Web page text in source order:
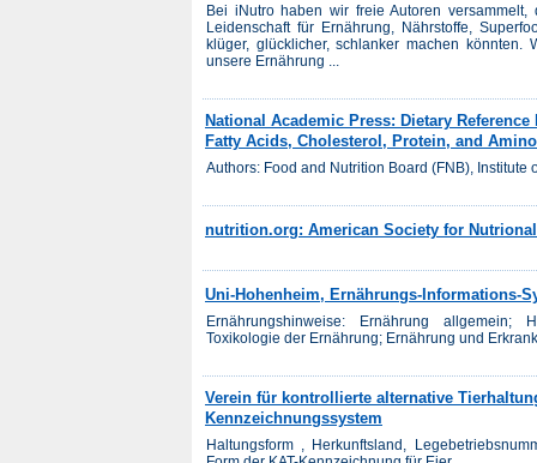
Bei iNutro haben wir freie Autoren
Leidenschaft für Ernährung, Nährstoffe,
klüger, glücklicher, schlanker machen
unsere Ernährung ...
National Academic Press: Dietary
Fatty Acids, Cholesterol, Protein, and
Authors: Food and Nutrition Board (FNB), Institute
nutrition.org: American Society for
Uni-Hohenheim, Ernährungs-Informations-
Ernährungshinweise: Ernährung allgemein;
Toxikologie der Ernährung; Ernährung und
Verein für kontrollierte alternative
Kennzeichnungssystem
Haltungsform , Herkunftsland,